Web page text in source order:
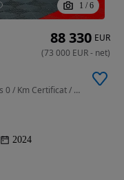
1 / 6
2998 cm3 • 381 CP • Posibilitate Rate / Avans 0 / Km Certificat / Garantie Extinsa
2024
88 330 EUR
(73 000 EUR- net)